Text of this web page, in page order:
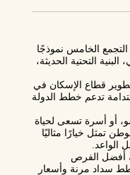
الخامس نموذجًا
التحتية الحديثة،
قطاع الإسكان في
تدعم خطط الدولة
أو أسرة تسعى لحياة
تمثل خيارًا مثاليًا
الواعد
أفضل الفرص
لعام 2025، مع خطط سداد مرنة وأسعار